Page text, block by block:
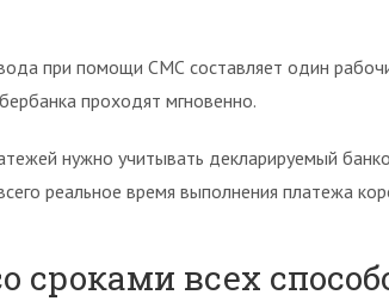
при помощи СМС составляет один
проходят мгновенно.
нужно учитывать декларируемый
реальное время выполнения платежа
сроками всех